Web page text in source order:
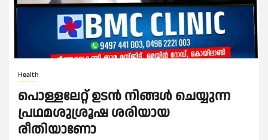
Health
പൊള്ളലേറ്റ് ഉടൻ നിങ്ങൾ ചെയ്യുന്ന
പ്രഥമശുശ്രൂഷ ശരിയായ
രീതിയാണോ